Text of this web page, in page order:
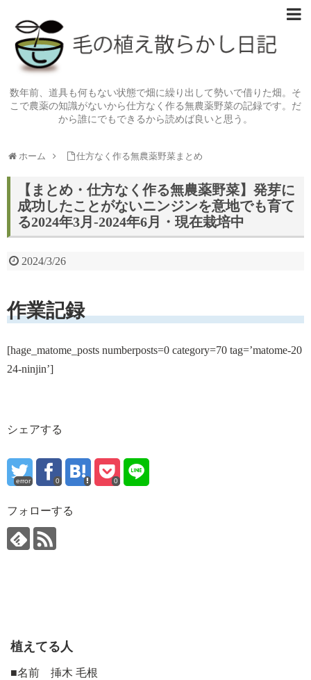
数年前、道具も何もない状態で畑に繰り出して勢いで借りた畑。そ
こで農薬の知識がないから仕方なく作る無農薬野菜の記録です。だ
から誰にでもできるから読めば良いと思う。
ホーム 仕方なく作る無農薬野菜まとめ
【まとめ・仕方なく作る無農薬野菜】発芽に
成功したことがないニンジンを意地でも育て
る2024年3月-2024年6月・現在栽培中
2024/3/26
作業記録
[hage_matome_posts numberposts=0 category=70 tag=’matome-20
24-ninjin’]
シェアする
error 0 0
フォローする
植えてる人
■名前 挿木 毛根